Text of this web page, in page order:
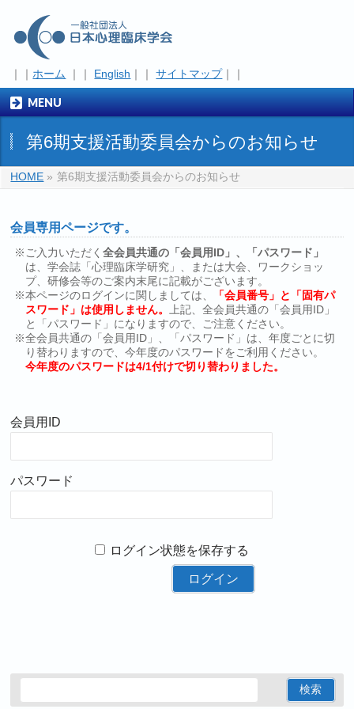
｜｜ ホーム ｜｜ English ｜｜サイトマップ｜｜
MENU
第6期支援活動委員会からのお知らせ
HOME » 第6期支援活動委員会からのお知らせ
会員専用ページです。
※ご入力いただく全会員共通の「会員用ID」、「パスワード」
は、学会誌「心理臨床学研究」、または大会、ワークショッ
プ、研修会等のご案内末尾に記載がございます。
※本ページのログインに関しましては、
「会員番号」と「固有パ
スワード」は使用しません。
上記、全会員共通の「会員用ID」
と「パスワード」になりますので、ご注意ください。
※全会員共通の「会員用ID」、「パスワード」は、年度ごとに切
り替わりますので、今年度のパスワードをご利用ください。
今年度のパスワードは4/1付けで切り替わりました。
会員用ID
パスワード
ログイン状態を保存する